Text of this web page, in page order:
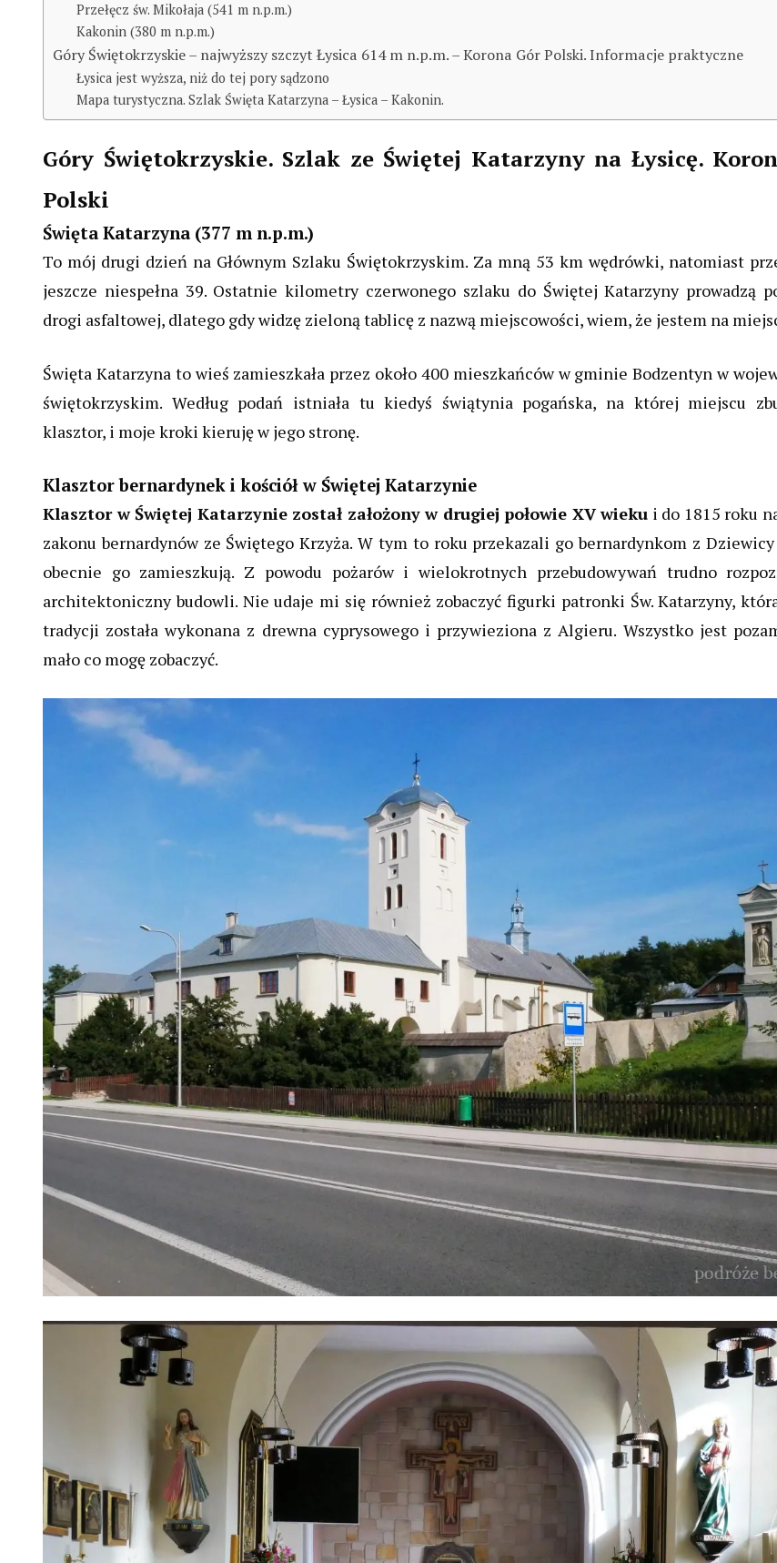
Przełęcz św. Mikołaja (541 m n.p.m.)
Kakonin (380 m n.p.m.)
Góry Świętokrzyskie – najwyższy szczyt Łysica 614 m n.p.m. – Korona Gór Polski. Informacje praktyczne
Łysica jest wyższa, niż do tej pory sądzono
Mapa turystyczna. Szlak Święta Katarzyna – Łysica – Kakonin.
Góry Świętokrzyskie. Szlak ze Świętej Katarzyny na Łysicę.
Polski
Święta Katarzyna (377 m n.p.m.)
To mój drugi dzień na Głównym Szlaku Świętokrzyskim. Za mną 53 km wędrówki, natomiast
jeszcze niespełna 39. Ostatnie kilometry czerwonego szlaku do Świętej Katarzyny prowadzą
drogi asfaltowej, dlatego gdy widzę zieloną tablicę z nazwą miejscowości, wiem, że jestem na
Święta Katarzyna to wieś zamieszkała przez około 400 mieszkańców w gminie Bodzentyn w
świętokrzyskim. Według podań istniała tu kiedyś świątynia pogańska, na której miejscu
klasztor, i moje kroki kieruję w jego stronę.
Klasztor bernardynek i kościół w Świętej Katarzynie
Klasztor w Świętej Katarzynie został założony w drugiej połowie XV wieku i do 1815 roku
zakonu bernardynów ze Świętego Krzyża. W tym to roku przekazali go bernardynkom z
obecnie go zamieszkują. Z powodu pożarów i wielokrotnych przebudowywań trudno
architektoniczny budowli. Nie udaje mi się również zobaczyć figurki patronki Św. Katarzyny,
tradycji została wykonana z drewna cyprysowego i przywieziona z Algieru. Wszystko jest
mało co mogę zobaczyć.